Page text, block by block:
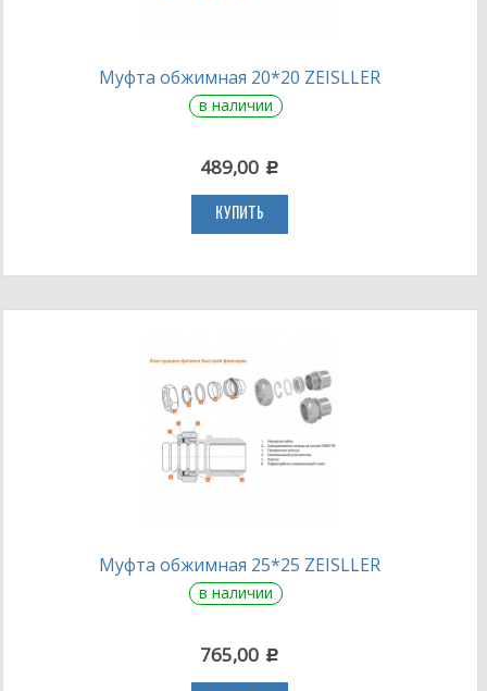
Муфта обжимная 20*20 ZEISLLER
в наличии
489,00 c
КУПИТЬ
Муфта обжимная 25*25 ZEISLLER
в наличии
765,00 c